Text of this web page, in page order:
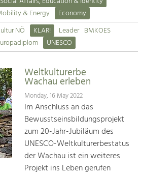
Positioning
Education
& Energy
Economy
NÖ KLAR! Leader BMKOES
UNESCO
Weltkulturerbe
Wachau erleben
Monday, 16 May 2022
Im Anschluss an das
Bewusstseinsbildungsprojekt
zum 20-Jahr-Jubiläum des
UNESCO-Weltkulturerbestatus
der Wachau ist ein weiteres
Projekt ins Leben gerufen